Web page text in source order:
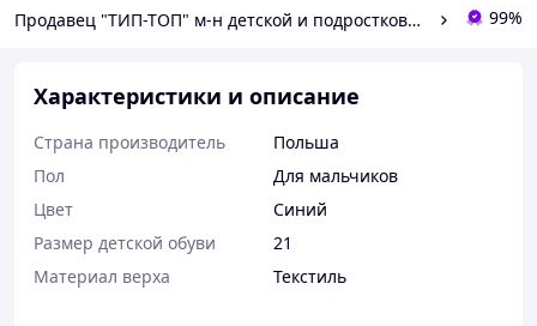
Продавец "ТИП-ТОП" м-н детской и подростковой обуви 99%
Характеристики и описание
Страна производитель
Польша
Пол
Для мальчиков
Цвет
Синий
Размер детской обуви
21
Материал верха
Текстиль